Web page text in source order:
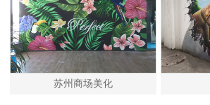
苏州商场美化